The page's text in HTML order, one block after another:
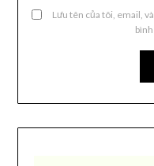
Lưu tên của tôi, email,